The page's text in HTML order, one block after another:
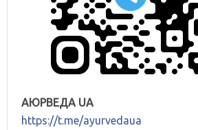
АЮРВЕДА UA
https://t.me/ayurvedaua